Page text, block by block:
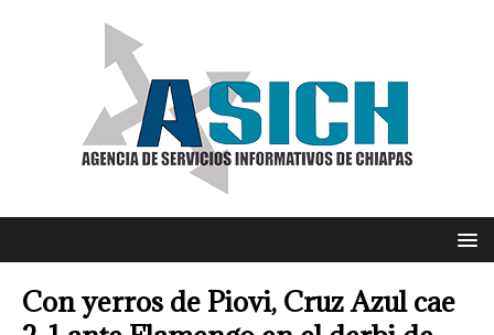
Con yerros de Piovi, Cruz Azul cae